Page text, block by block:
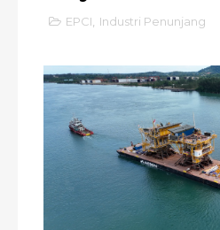
EPCI, Industri Penunjang